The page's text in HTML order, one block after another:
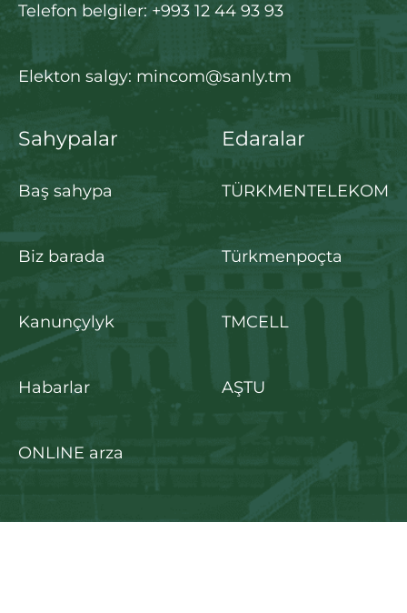
Telefon belgiler: +993 12 44 93 93
Elekton salgy: mincom@sanly.tm
Sahypalar
Baş sahypa
Biz barada
Kanunçylyk
Habarlar
ONLINE arza
Edaralar
TÜRKMENTELEKOM
Türkmenpoçta
TMCELL
AŞTU